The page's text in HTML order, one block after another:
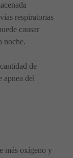
respiratorias
causar
noche.
de
apnea del
más oxígeno y